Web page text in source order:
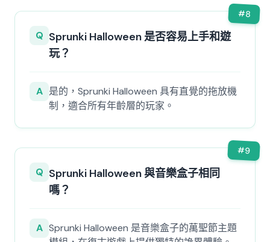
#8
Q Sprunki Halloween 是否容易上手和遊
玩？
A 是的，Sprunki Halloween 具有直覺的拖放機
制，適合所有年齡層的玩家。
#9
Q Sprunki Halloween 與音樂盒子相同
嗎？
A Sprunki Halloween 是音樂盒子的萬聖節主題